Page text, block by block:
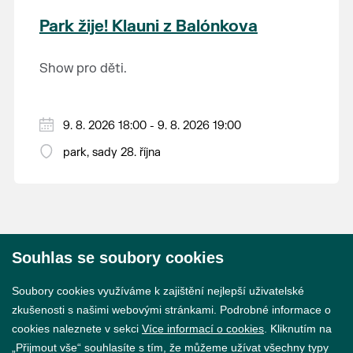
krajina na světě, která je zapsána na Seznam
světového přírodního a kulturního dědictví
Park žije! Klauni z Balónkova
Show pro děti.
9. 8. 2026 18:00 - 9. 8. 2026 19:00
park, sady 28. října
Souhlas se soubory cookies
Soubory cookies využíváme k zajištění nejlepší uživatelské
zkušenosti s našimi webovými stránkami. Podrobné informace o
cookies naleznete v sekci Více informací o cookies . Kliknutím na
„Přijmout vše“ souhlasíte s tím, že můžeme užívat všechny typy